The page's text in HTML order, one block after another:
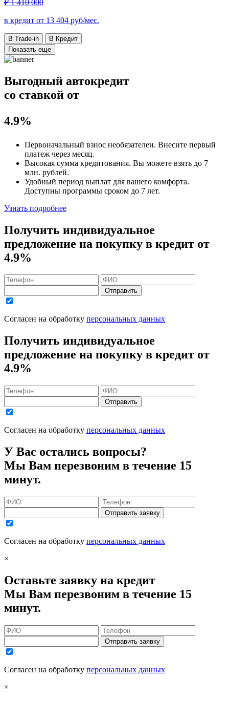
₽ 1 410 000
в кредит от 13 404 руб/мес.
В Trade-in
В Кредит
Показать еще
Выгодный автокредит
со ставкой от
4.9%
Первоначальный взнос необязателен. Внесите первый
платеж через месяц.
Высокая сумма кредитования. Вы можете взять до 7
млн. рублей.
Удобный период выплат для вашего комфорта.
Доступны программы сроком до 7 лет.
Узнать подробнее
Получить индивидуальное
предложение на покупку в кредит от
4.9%
Отправить
Согласен на обработку персональных данных
Получить индивидуальное
предложение на покупку в кредит от
4.9%
Отправить
Согласен на обработку персональных данных
У Вас остались вопросы?
Мы Вам перезвоним в течение 15
минут.
Отправить заявку
Согласен на обработку персональных данных
×
Оставьте заявку на кредит
Мы Вам перезвоним в течение 15
минут.
Отправить заявку
Согласен на обработку персональных данных
×